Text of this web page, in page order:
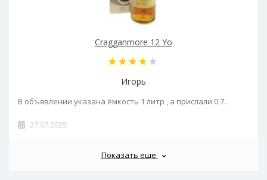
Cragganmore 12 Yo
Игорь
В объявлении указана ёмкость 1 литр , а прислали 0.7..
27.07.2025
Показать еще